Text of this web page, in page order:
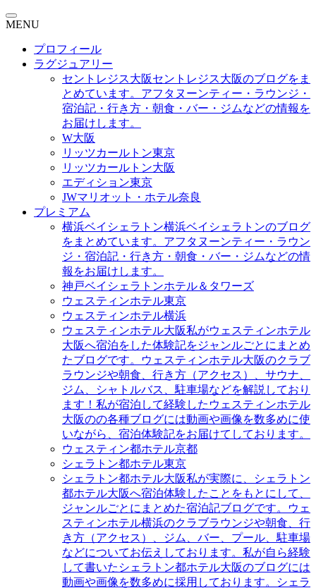
MENU
プロフィール
ラグジュアリー
セントレジス大阪セントレジス大阪のブログをま
とめています。アフタヌーンティー・ラウンジ・
宿泊記・行き方・朝食・バー・ジムなどの情報を
お届けします。
W大阪
リッツカールトン東京
リッツカールトン大阪
エディション東京
JWマリオット・ホテル奈良
プレミアム
横浜ベイシェラトン横浜ベイシェラトンのブログ
をまとめています。アフタヌーンティー・ラウン
ジ・宿泊記・行き方・朝食・バー・ジムなどの情
報をお届けします。
神戸ベイシェラトンホテル＆タワーズ
ウェスティンホテル東京
ウェスティンホテル横浜
ウェスティンホテル大阪私がウェスティンホテル
大阪へ宿泊をした体験記をジャンルごとにまとめ
たブログです。ウェスティンホテル大阪のクラブ
ラウンジや朝食、行き方（アクセス）、サウナ、
ジム、シャトルバス、駐車場などを解説しており
ます！私が宿泊して経験したウェスティンホテル
大阪のの各種ブログには動画や画像を数多めに使
いながら、宿泊体験記をお届けてしております。
ウェスティン都ホテル京都
シェラトン都ホテル東京
シェラトン都ホテル大阪私が実際に、シェラトン
都ホテル大阪へ宿泊体験したことをもとにして、
ジャンルごとにまとめた宿泊記ブログです。ウェ
スティンホテル横浜のクラブラウンジや朝食、行
き方（アクセス）、ジム、バー、プール、駐車場
などについてお伝えしております。私が自ら経験
して書いたシェラトン都ホテル大阪のブログには
動画や画像を数多めに採用しております。シェラ